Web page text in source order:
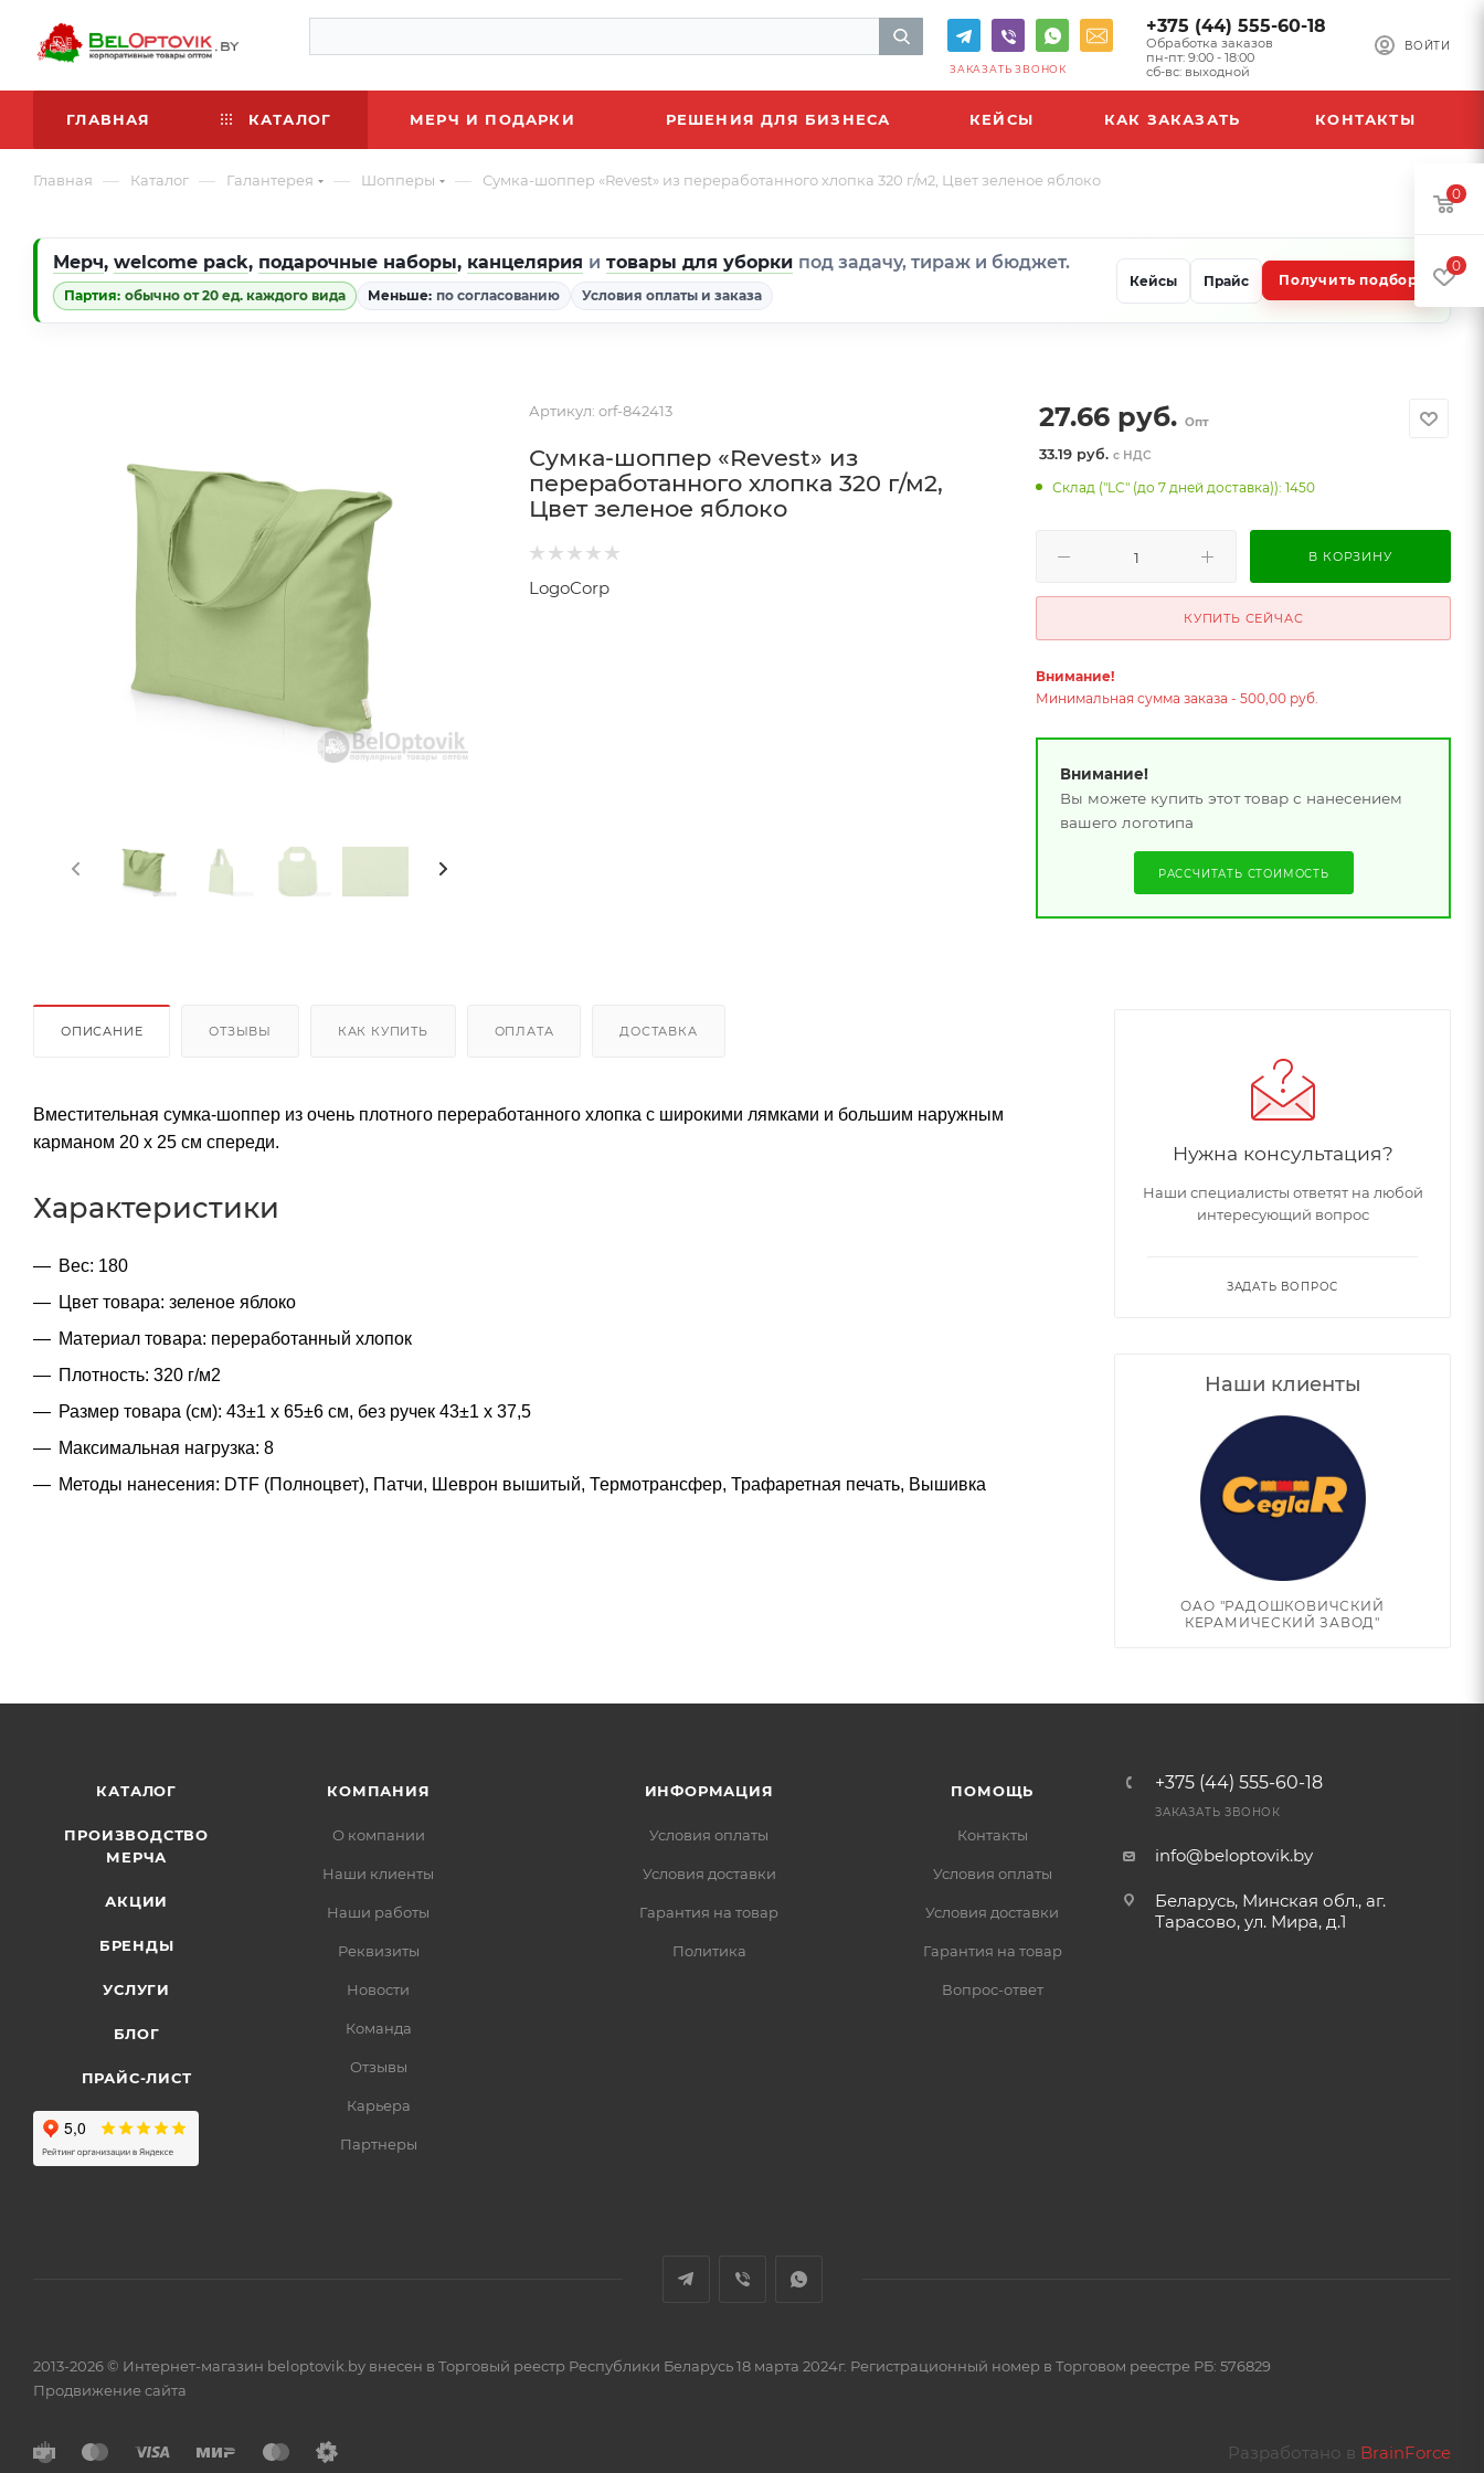
ВОЙТИ
+375 (44) 555-60-18
Обработка заказов
пн-пт: 9:00 - 18:00
сб-вс: выходной
ЗАКАЗАТЬ ЗВОНОК
ГЛАВНАЯ КАТАЛОГ МЕРЧ И ПОДАРКИ РЕШЕНИЯ ДЛЯ БИЗНЕСА КЕЙСЫ КАК ЗАКАЗАТЬ КОНТАКТЫ
Главная — Каталог — Галантерея — Шопперы — Сумка-шоппер «Revest» из переработанного хлопка 320 г/м2, Цвет зеленое яблоко
Мерч, welcome pack, подарочные наборы, канцелярия и товары для уборки под задачу, тираж и бюджет.
Партия: обычно от 20 ед. каждого вида Меньше: по согласованию Условия оплаты и заказа
Кейсы Прайс Получить подбор
Артикул: orf-842413
Сумка-шоппер «Revest» из
переработанного хлопка 320 г/м2,
Цвет зеленое яблоко
LogoCorp
27.66 руб. Опт
33.19 руб.с НДС
Склад ("LC" (до 7 дней доставка)): 1450
В КОРЗИНУ
КУПИТЬ СЕЙЧАС
Внимание!
Минимальная сумма заказа - 500,00 руб.
Внимание!
Вы можете купить этот товар с нанесением
вашего логотипа
РАССЧИТАТЬ СТОИМОСТЬ
ОПИСАНИЕ ОТЗЫВЫ КАК КУПИТЬ ОПЛАТА ДОСТАВКА
Вместительная сумка-шоппер из очень плотного переработанного хлопка с широкими лямками и большим наружным
карманом 20 x 25 см спереди.
Характеристики
Вес: 180
Цвет товара: зеленое яблоко
Материал товара: переработанный хлопок
Плотность: 320 г/м2
Размер товара (см): 43±1 х 65±6 см, без ручек 43±1 х 37,5
Максимальная нагрузка: 8
Методы нанесения: DTF (Полноцвет), Патчи, Шеврон вышитый, Термотрансфер, Трафаретная печать, Вышивка
Нужна консультация?
Наши специалисты ответят на любой
интересующий вопрос
ЗАДАТЬ ВОПРОС
Наши клиенты
ОАО "РАДОШКОВИЧСКИЙ
КЕРАМИЧЕСКИЙ ЗАВОД"
КАТАЛОГ
ПРОИЗВОДСТВО
МЕРЧА
АКЦИИ
БРЕНДЫ
УСЛУГИ
БЛОГ
ПРАЙС-ЛИСТ
КОМПАНИЯ
О компании
Наши клиенты
Наши работы
Реквизиты
Новости
Команда
Отзывы
Карьера
Партнеры
ИНФОРМАЦИЯ
Условия оплаты
Условия доставки
Гарантия на товар
Политика
ПОМОЩЬ
Контакты
Условия оплаты
Условия доставки
Гарантия на товар
Вопрос-ответ
+375 (44) 555-60-18
ЗАКАЗАТЬ ЗВОНОК
info@beloptovik.by
Беларусь, Минская обл., аг.
Тарасово, ул. Мира, д.1
2013-2026 © Интернет-магазин beloptovik.by внесен в Торговый реестр Республики Беларусь 18 марта 2024г. Регистрационный номер в Торговом реестре РБ: 576829
Продвижение сайта
Разработано в BrainForce
0
0